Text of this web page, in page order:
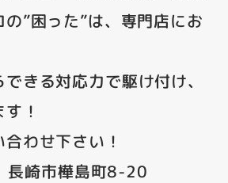
”困った”は、専門店にお
きる対応力で駆け付け、
！
わせ下さい！
崎市樺島町8-20